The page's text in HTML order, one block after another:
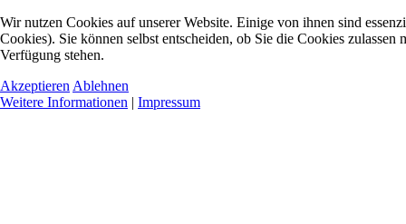
Wir nutzen Cookies auf unserer Website. Einige von ihnen sind
Cookies). Sie können selbst entscheiden, ob Sie die Cookies
Verfügung stehen.
Akzeptieren Ablehnen
Weitere Informationen | Impressum